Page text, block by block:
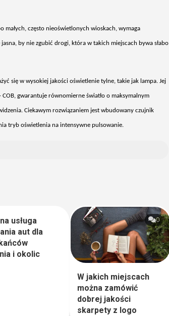
małych, często nieoświetlonych wioskach, wymaga
by nie zgubić drogi, która w takich miejscach bywa słabo
się w wysokiej jakości oświetlenie tylne, takie jak lampa. Jej
COB, gwarantuje równomierne światło o maksymalnym
Ciekawym rozwiązaniem jest wbudowany czujnik
tryb oświetlenia na intensywne pulsowanie.
usługa
aut dla
i okolic
0
W jakich miejscach
można zamówić
dobrej jakości
skarpety z logo